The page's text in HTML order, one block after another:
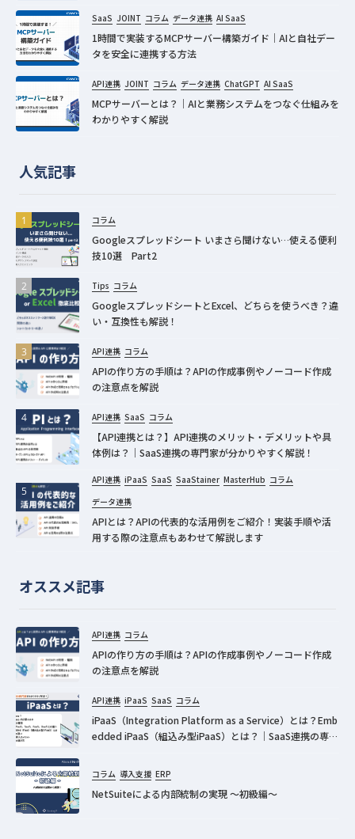
SaaS JOINT コラム データ連携 AI SaaS
1時間で実装するMCPサーバー構築ガイド｜AIと自社デー
タを安全に連携する方法
API連携 JOINT コラム データ連携 ChatGPT AI SaaS
MCPサーバーとは？｜AIと業務システムをつなぐ仕組みを
わかりやすく解説
人気記事
コラム
Googleスプレッドシート いまさら聞けない…使える便利
技10選 Part2
Tips コラム
GoogleスプレッドシートとExcel、どちらを使うべき？違
い・互換性も解説！
API連携 コラム
APIの作り方の手順は？APIの作成事例やノーコード作成
の注意点を解説
API連携 SaaS コラム
【API連携とは？】API連携のメリット・デメリットや具
体例は？｜SaaS連携の専門家が分かりやすく解説！
API連携 iPaaS SaaS SaaStainer MasterHub コラム
データ連携
APIとは？APIの代表的な活用例をご紹介！実装手順や活
用する際の注意点もあわせて解説します
オススメ記事
API連携 コラム
APIの作り方の手順は？APIの作成事例やノーコード作成
の注意点を解説
API連携 iPaaS SaaS コラム
iPaaS（Integration Platform as a Service）とは？Emb
edded iPaaS（組込み型iPaaS）とは？｜SaaS連携の専門
コラム 導入支援 ERP
NetSuiteによる内部統制の実現 ～初級編～